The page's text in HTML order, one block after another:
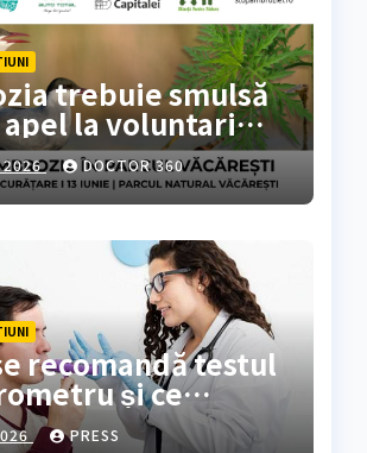
trebuie smulsă
la voluntari
acțiune de curățare
Natural
2026 DOCTOR 360
recomandă testul
și ce
oferă?
PRESS